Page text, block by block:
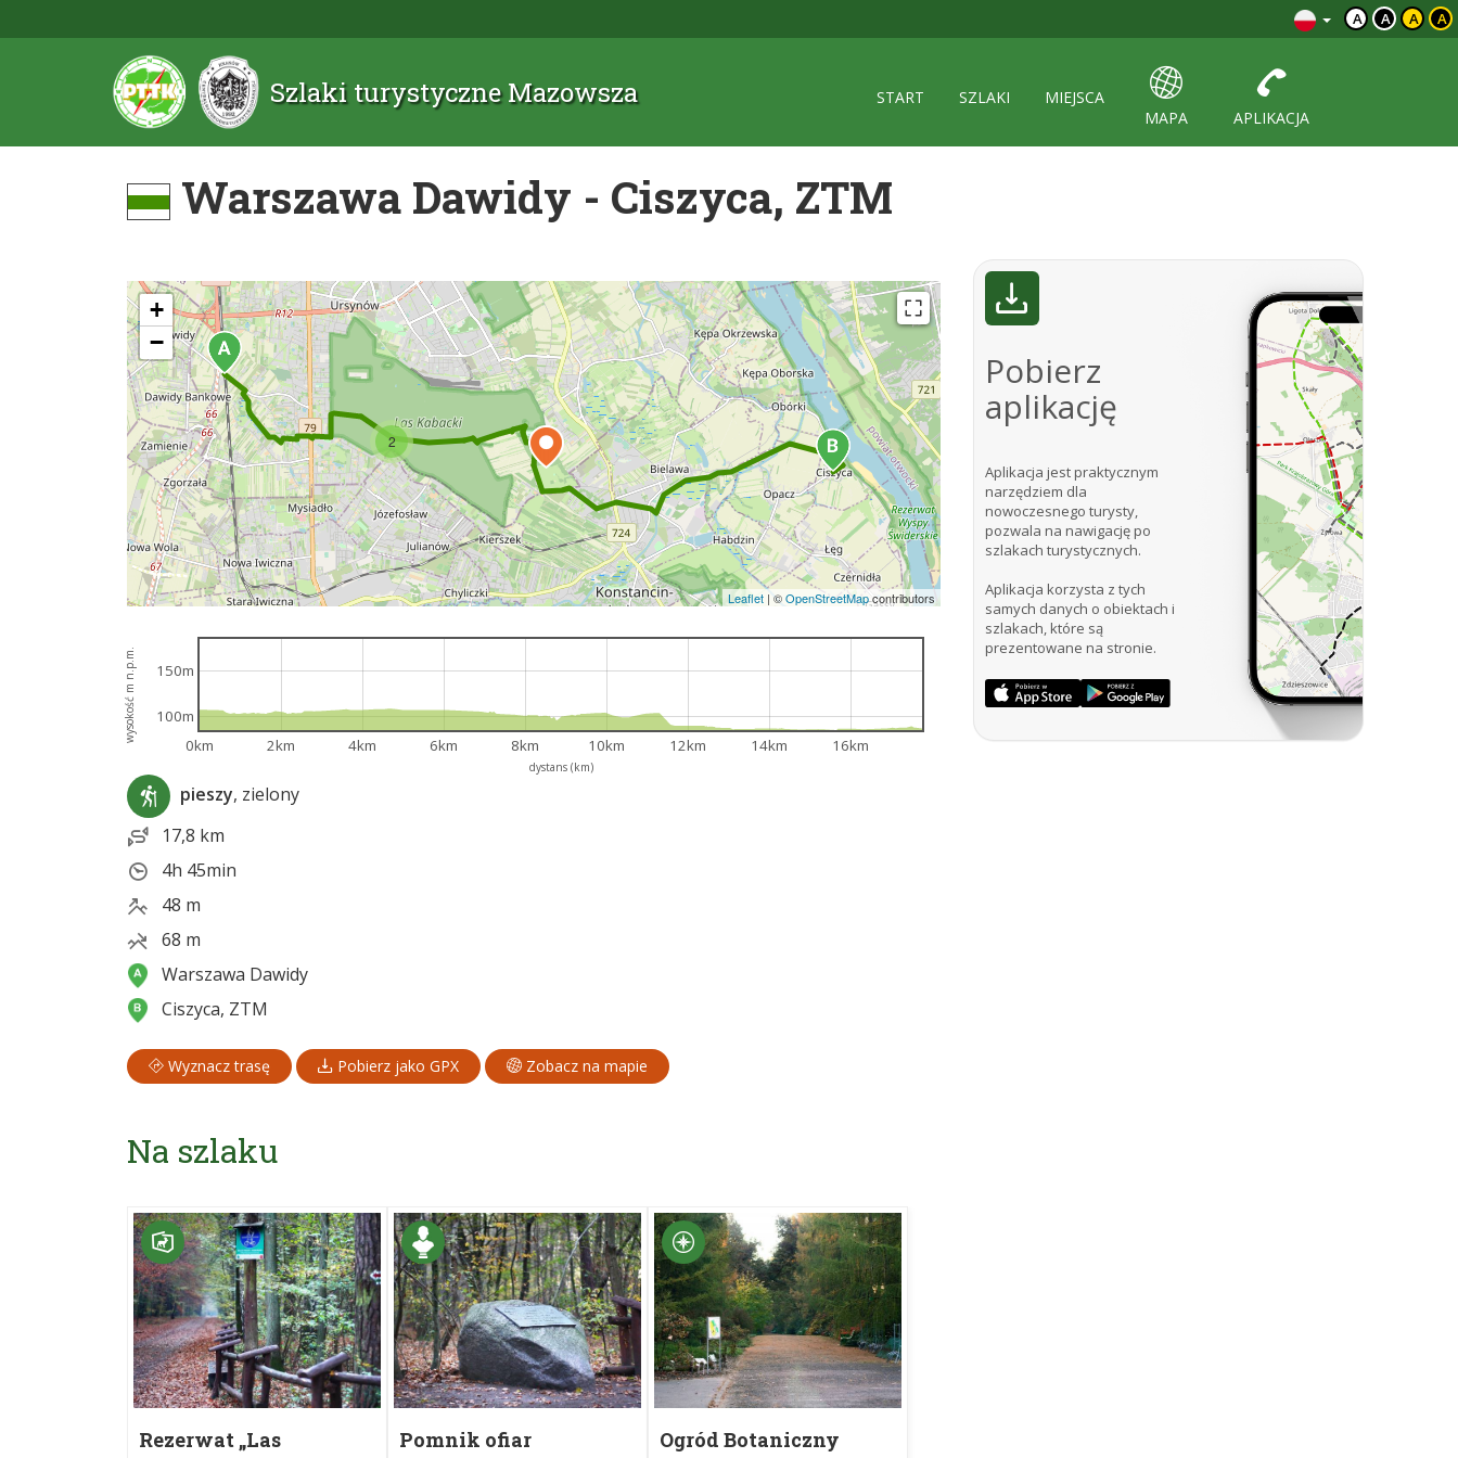
A A A A
Szlaki turystyczne Mazowsza START SZLAKI
MIEJSCA
MAPA
APLIKACJA
Warszawa Dawidy - Ciszyca, ZTM
2
+
−
Leaflet | ©OpenStreetMapcontributors
dystans (km)
wysokość m n.p.m.
0km 2km 4km 6km 8km 10km 12km 14km 16km
100m
150m
pieszy, zielony
17,8 km
4h 45min
48 m
68 m
Warszawa Dawidy
Ciszyca, ZTM
Wyznacz trasę Pobierz jako GPX Zobacz na mapie
Pobierz
aplikację
Aplikacja jest praktycznym
narzędziem dla
nowoczesnego turysty,
pozwala na nawigację po
szlakach turystycznych.
Aplikacja korzysta z tych
samych danych o obiektach i
szlakach, które są
prezentowane na stronie.
Na szlaku
Rezerwat „Las Pomnik ofiar Ogród Botaniczny